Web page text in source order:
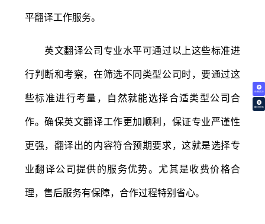
免费试译
翻译价格
平翻译工作服务。
英文翻译公司专业水平可通过以上这些标准进
行判断和考察，在筛选不同类型公司时，要通过这
些标准进行考量，自然就能选择合适类型公司合
作。确保英文翻译工作更加顺利，保证专业严谨性
更强，翻译出的内容符合预期要求，这就是选择专
业翻译公司提供的服务优势。尤其是收费价格合
理，售后服务有保障，合作过程特别省心。